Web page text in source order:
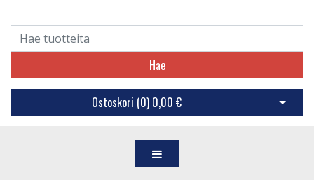
Hae
Ostoskori (0) 0,00 € Avaa